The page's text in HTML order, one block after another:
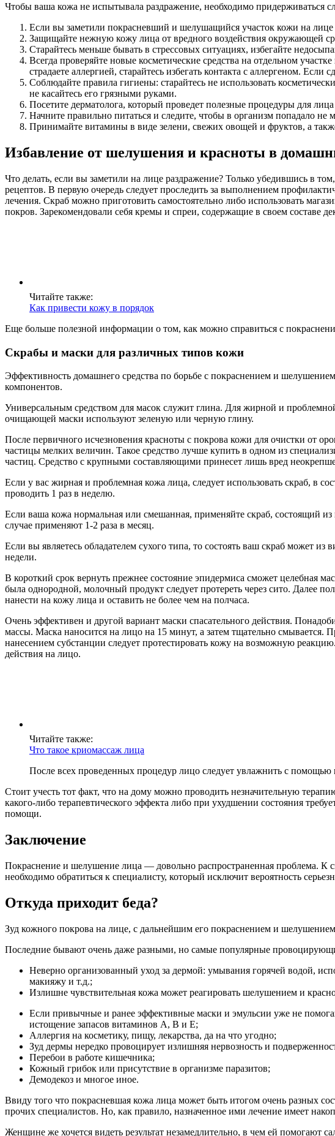
Чтобы ваша кожа не испытывала раздражение, необходимо придерживаться
Если вы заметили покрасневший и шелушащийся участок кожи на лице
Защищайте нежную кожу лица от вредного воздействия окружающей
Старайтесь меньше бывать в стрессовых ситуациях, избегайте
Всегда проверяйте новые косметические средства на отдельном
страдаете аллергией, старайтесь избегать контакта с аллергеном.
Соблюдайте правила гигиены: старайтесь не использовать
не касайтесь его грязными руками.
Посетите дерматолога, который проведет полезные процедуры для
Начните правильно питаться и следите, чтобы в организм попадало
Принимайте витамины в виде зелени, свежих овощей и фруктов, а
Избавление от шелушения и красноты в
Что делать, если вы заметили на лице раздражение? Только убедившись в
рецептов. В первую очередь следует проследить за выполнением
лечения. Скраб можно приготовить самостоятельно либо использовать
покров. Зарекомендовали себя кремы и спреи, содержащие в своем составе
Читайте также:
Как привести кожу в порядок
Еще больше полезной информации о том, как можно справиться с
Скрабы и маски для различных типов кожи
Эффективность домашнего средства по борьбе с покраснением и
компонентов.
Универсальным средством для масок служит глина. Для жирной и
очищающей маски используют зеленую или черную глину.
После первичного исчезновения красноты с покрова кожи для очистки от
частицы мелких величин. Такое средство лучше купить в одном из
частиц. Средство с крупными составляющими принесет лишь вред
Если у вас жирная и проблемная кожа лица, следует использовать скраб, в
проводить 1 раз в неделю.
Если ваша кожа нормальная или смешанная, применяйте скраб, состоящий
случае применяют 1-2 раза в месяц.
Если вы являетесь обладателем сухого типа, то состоять ваш скраб может
недели.
В короткий срок вернуть прежнее состояние эпидермиса сможет целебная
была однородной, молочный продукт следует протереть через сито. Далее
нанести на кожу лица и оставить не более чем на полчаса.
Очень эффективен и другой вариант маски спасательного действия.
массы. Маска наносится на лицо на 15 минут, а затем тщательно смывается.
нанесением субстанции следует протестировать кожу на возможную
действия на лицо.
Читайте также:
Что такое криомассаж лица
После всех проведенных процедур лицо следует увлажнить с помощью
Стоит учесть тот факт, что на дому можно проводить незначительную
какого-либо терапевтического эффекта либо при ухудшении состояния
помощи.
Заключение
Покраснение и шелушение лица — довольно распространенная проблема. К
необходимо обратиться к специалисту, который исключит вероятность
Откуда приходит беда?
Зуд кожного покрова на лице, с дальнейшим его покраснением и
Последние бывают очень даже разными, но самые популярные
Неверно организованный уход за дермой: умывания горячей водой,
макияжу и т.д.;
Излишне чувствительная кожа может реагировать шелушением и
Если привычные и ранее эффективные маски и эмульсии уже не
истощение запасов витаминов А, В и Е;
Аллергия на косметику, пищу, лекарства, да на что угодно;
Зуд дермы нередко провоцирует излишняя нервозность и
Перебои в работе кишечника;
Кожный грибок или присутствие в организме паразитов;
Демодекоз и многое иное.
Ввиду того что покрасневшая кожа лица может быть итогом очень разных
прочих специалистов. Но, как правило, назначенное ими лечение имеет
Женщине же хочется видеть результат незамедлительно, в чем ей